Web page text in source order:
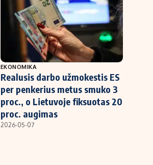
EKONOMIKA
Realusis darbo užmokestis ES
per penkerius metus smuko 3
proc., o Lietuvoje fiksuotas 20
proc. augimas
2026-05-07